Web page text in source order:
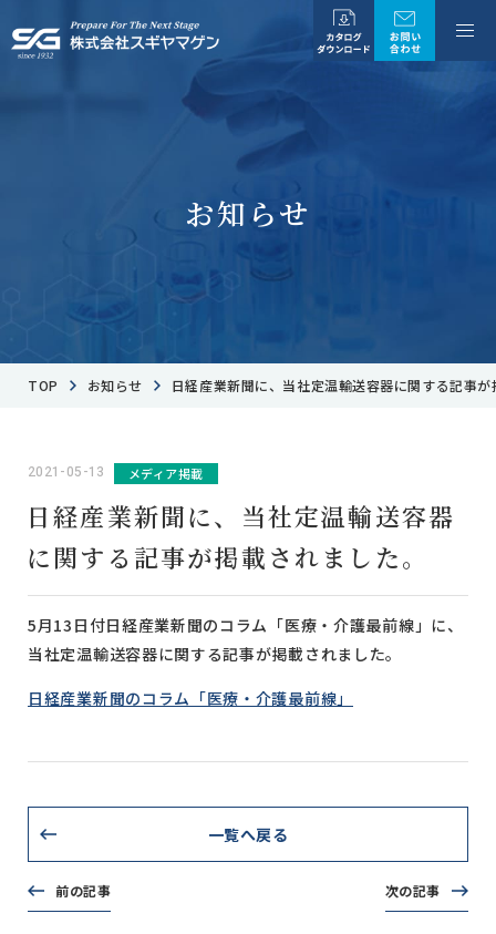
お知らせ
TOP お知らせ 日経産業新聞に、当社定温輸送容器に関する記事
2021-05-13 メディア掲載
日経産業新聞に、当社定温輸送容器
に関する記事が掲載されました。
5月13日付日経産業新聞のコラム「医療・介護最前線」に、
当社定温輸送容器に関する記事が掲載されました。
日経産業新聞のコラム「医療・介護最前線」
一覧へ戻る
前の記事 次の記事